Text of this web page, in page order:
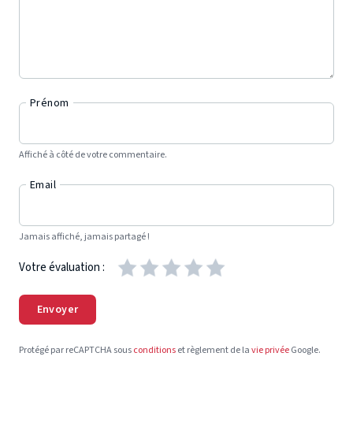
Prénom
Affiché à côté de votre commentaire.
Email
Jamais affiché, jamais partagé !
Votre évaluation :
Envoyer
Protégé par reCAPTCHA sousconditionset règlement de lavie privéeGoogle.